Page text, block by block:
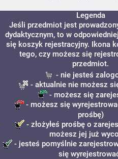
Legenda
Jeśli przedmiot jest
dydaktycznym, to w
się koszyk rejestracyjny. Ikona
tego, czy możesz się
przedmiot.
- nie jesteś
- aktualnie nie możesz
- możesz się
- możesz się
prośbę)
- złożyłeś prośbę o
możesz jej już
- jesteś pomyślnie
się